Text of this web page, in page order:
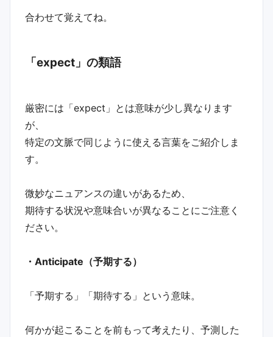
合わせて覚えてね。
「expect」の類語
厳密には「expect」とは意味が少し異なります
が、
特定の文脈で同じように使える言葉をご紹介しま
す。
微妙なニュアンスの違いがあるため、
期待する状況や意味合いが異なることにご注意く
ださい。
・Anticipate（予期する）
「予期する」「期待する」という意味。
何かが起こることを前もって考えたり、予測した